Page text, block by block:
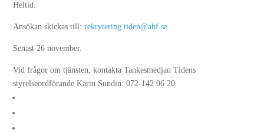
Heltid.
Ansökan skickas till:rekrytering.tiden@abf.se
Senast 26 november.
Vid frågor om tjänsten, kontakta Tankesmedjan Tidens
styrelseordförande Karin Sundin: 072-142 06 20